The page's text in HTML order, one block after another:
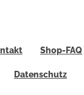
Shop-FAQ
Datenschutz